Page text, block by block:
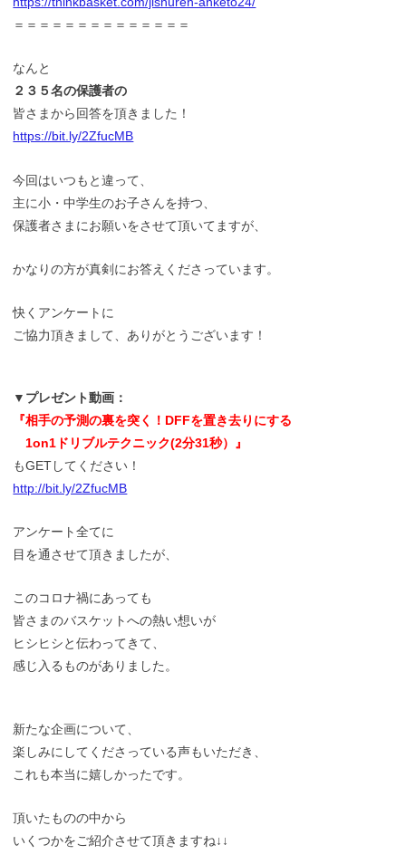
＝＝＝＝＝＝＝＝＝＝＝＝＝＝
なんと
２３ ５名の保護者の
皆さまから回答を頂きました！
https://bit.ly/2ZfucMB
今回はいつもと違って、
主に小・中学生のお子さんを持つ、
保護者さまにお願いをさせて頂いてますが、
かなりの方が真剣にお答えくださっています。
快くアンケートに
ご協力頂きまして、ありがとうございます！
▼プレゼント動画：
『相手の予測の裏を突く！DFFを置き去りにする
1on1ドリブルテクニック(2分31秒）』
もGETしてください！
http://bit.ly/2ZfucMB
アンケート全てに
目を通させて頂きましたが、
このコロナ禍にあっても
皆さまのバスケットへの熱い想いが
ヒシヒシと伝わってきて、
感じ入るものがありました。
新たな企画について、
楽しみにしてくださっている声もいただき、
これも本当に嬉しかったです。
頂いたものの中から
いくつかをご紹介させて頂きますね↓↓